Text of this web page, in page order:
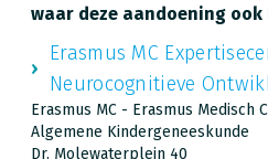
waar deze aandoening
Erasmus MC
Neurocognitieve
Erasmus MC - Erasmus Medisch
Algemene Kindergeneeskunde
Dr. Molewaterplein 40